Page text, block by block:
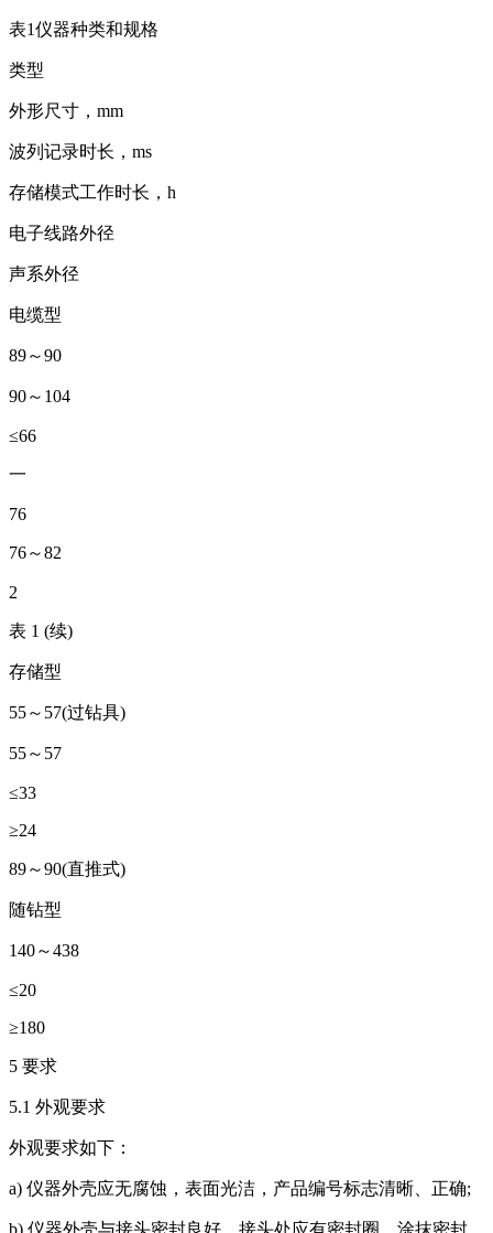
表1仪器种类和规格
类型
外形尺寸，mm
波列记录时长，ms
存储模式工作时长，h
电子线路外径
声系外径
电缆型
89～90
90～104
≤66
一
76
76～82
2
表 1 (续)
存储型
55～57(过钻具)
55～57
≤33
≥24
89～90(直推式)
随钻型
140～438
≤20
≥180
5 要求
5.1 外观要求
外观要求如下：
a) 仪器外壳应无腐蚀，表面光洁，产品编号标志清晰、正确;